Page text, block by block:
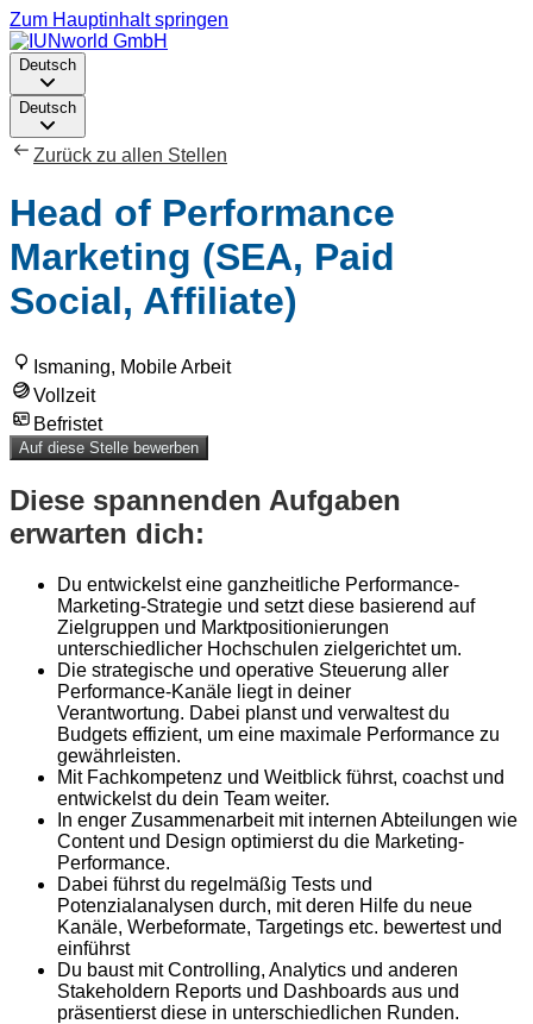
Zum Hauptinhalt springen
Deutsch
Deutsch
Zurück zu allen Stellen
Head of Performance
Marketing (SEA, Paid
Social, Affiliate)
Ismaning, Mobile Arbeit
Vollzeit
Befristet
Auf diese Stelle bewerben
Diese spannenden Aufgaben
erwarten dich:
Du entwickelst eine ganzheitliche Performance-
Marketing-Strategie und setzt diese basierend auf
Zielgruppen und Marktpositionierungen
unterschiedlicher Hochschulen zielgerichtet um.
Die strategische und operative Steuerung aller
Performance-Kanäle liegt in deiner
Verantwortung. Dabei planst und verwaltest du
Budgets effizient, um eine maximale Performance zu
gewährleisten.
Mit Fachkompetenz und Weitblick führst, coachst und
entwickelst du dein Team weiter.
In enger Zusammenarbeit mit internen Abteilungen wie
Content und Design optimierst du die Marketing-
Performance.
Dabei führst du regelmäßig Tests und
Potenzialanalysen durch, mit deren Hilfe du neue
Kanäle, Werbeformate, Targetings etc. bewertest und
einführst
Du baust mit Controlling, Analytics und anderen
Stakeholdern Reports und Dashboards aus und
präsentierst diese in unterschiedlichen Runden.